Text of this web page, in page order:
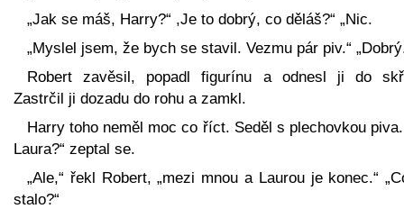
„Jak se máš, Harry?“ ,Je to dobrý, co děláš?“ „Nic.
„Myslel jsem, že bych se stavil. Vezmu pár piv.“
Robert zavěsil, popadl figurínu a odnesl ji do
Zastrčil ji dozadu do rohu a zamkl.
Harry toho neměl moc co říct. Seděl s plechovkou piva.
Laura?“ zeptal se.
„Ale,“ řekl Robert, „mezi mnou a Laurou je konec.“
stalo?“